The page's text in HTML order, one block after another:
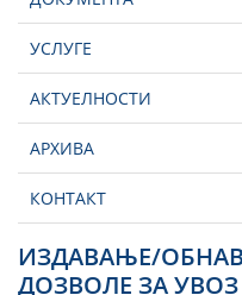
УСЛУГЕ
АКТУЕЛНОСТИ
АРХИВА
КОНТАКТ
ИЗДАВАЊЕ/
ДОЗВОЛЕ ЗА УВОЗ